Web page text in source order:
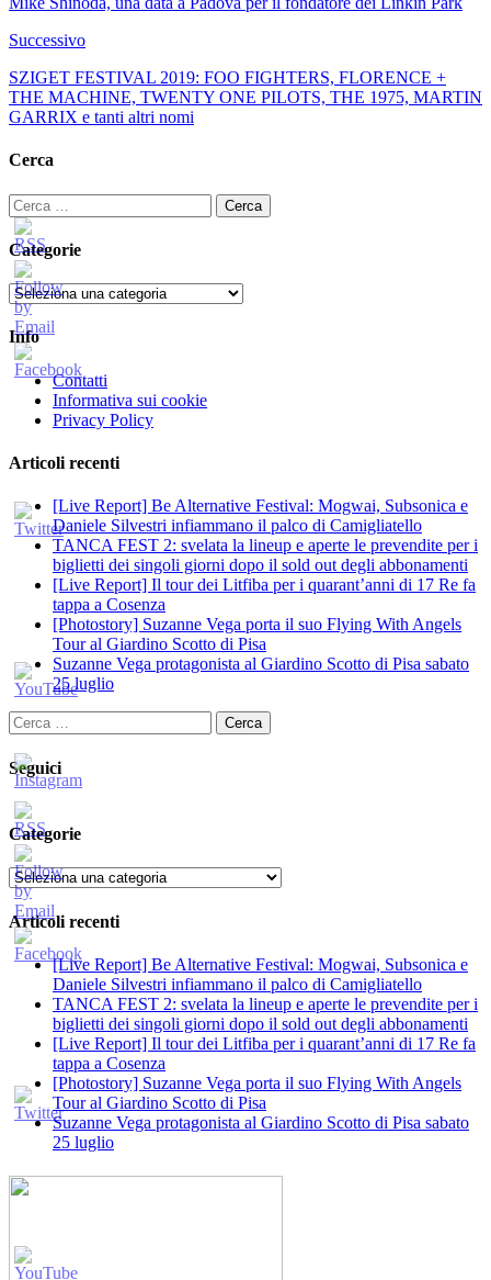
Successivo
SZIGET FESTIVAL 2019: FOO FIGHTERS, FLORENCE +
THE MACHINE, TWENTY ONE PILOTS, THE 1975, MARTIN
GARRIX e tanti altri nomi
Cerca
Ricerca
per:
Categorie
Categorie
Info
Contatti
Informativa sui cookie
Privacy Policy
Articoli recenti
[Live Report] Be Alternative Festival: Mogwai, Subsonica e
Daniele Silvestri infiammano il palco di Camigliatello
TANCA FEST 2: svelata la lineup e aperte le prevendite per i
biglietti dei singoli giorni dopo il sold out degli abbonamenti
[Live Report] Il tour dei Litfiba per i quarant’anni di 17 Re fa
tappa a Cosenza
[Photostory] Suzanne Vega porta il suo Flying With Angels
Tour al Giardino Scotto di Pisa
Suzanne Vega protagonista al Giardino Scotto di Pisa sabato
25 luglio
Ricerca
per:
Seguici
Categorie
Categorie
Articoli recenti
[Live Report] Be Alternative Festival: Mogwai, Subsonica e
Daniele Silvestri infiammano il palco di Camigliatello
TANCA FEST 2: svelata la lineup e aperte le prevendite per i
biglietti dei singoli giorni dopo il sold out degli abbonamenti
[Live Report] Il tour dei Litfiba per i quarant’anni di 17 Re fa
tappa a Cosenza
[Photostory] Suzanne Vega porta il suo Flying With Angels
Tour al Giardino Scotto di Pisa
Suzanne Vega protagonista al Giardino Scotto di Pisa sabato
25 luglio